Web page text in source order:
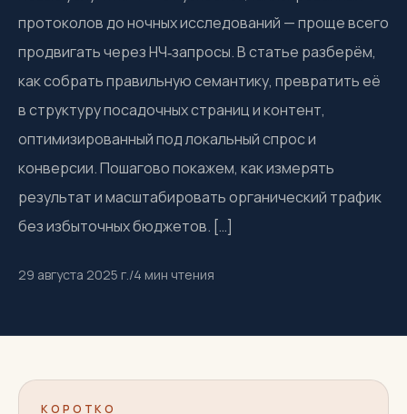
протоколов до ночных исследований — проще всего
продвигать через НЧ‑запросы. В статье разберём,
как собрать правильную семантику, превратить её
в структуру посадочных страниц и контент,
оптимизированный под локальный спрос и
конверсии. Пошагово покажем, как измерять
результат и масштабировать органический трафик
без избыточных бюджетов. […]
29 августа 2025 г./4 мин чтения
КОРОТКО